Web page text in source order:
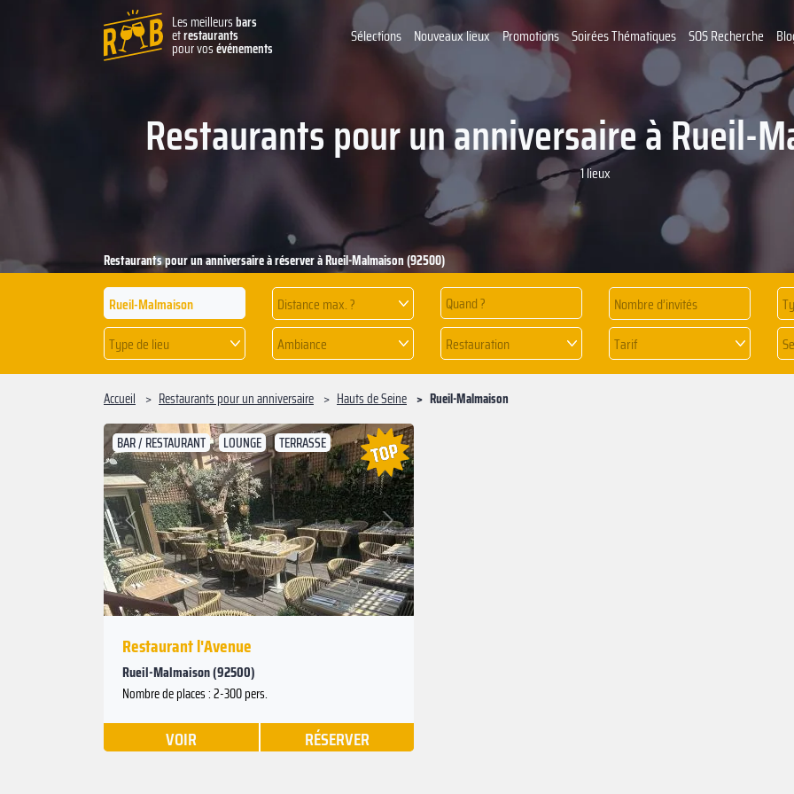
Les meilleursbars
etrestaurants
pour vosévénements
Sélections Nouveaux lieux Promotions Soirées Thématiques SOS Recherche
Restaurants pour un anniversaire à Rueil-
1 lieux
Distance max. ? Quand ?
Type de lieu
Ambiance Restauration Tarif
Restaurants pour un anniversaire à réserver à Rueil-Malmaison (92500)
Accueil Restaurants pour un anniversaire Hauts de Seine Rueil-Malmaison
BAR / RESTAURANT LOUNGE TERRASSE
Précédent
Suivant
Restaurant l'Avenue
Rueil-Malmaison (92500)
Nombre de places : 2-300 pers.
VOIR RÉSERVER